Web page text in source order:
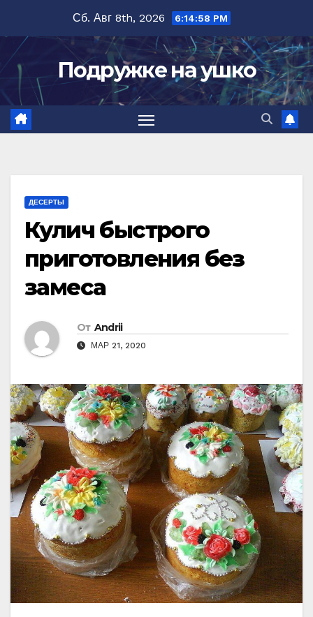
содержимому
Сб. Авг 8th, 2026 6:14:58 PM
Подружке на ушко
ДЕСЕРТЫ
Кулич быстрого
приготовления без
замеса
От Andrii
МАР 21, 2020